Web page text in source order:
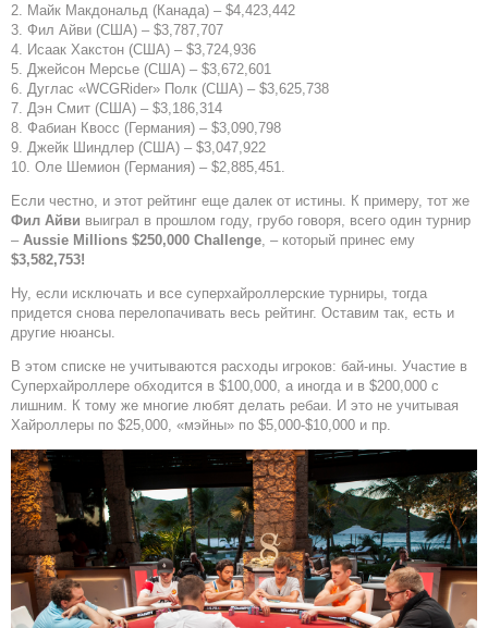
2. Майк Макдональд (Канада) – $4,423,442
3. Фил Айви (США) – $3,787,707
4. Исаак Хакстон (США) – $3,724,936
5. Джейсон Мерсье (США) – $3,672,601
6. Дуглас «WCGRider» Полк (США) – $3,625,738
7. Дэн Смит (США) – $3,186,314
8. Фабиан Квосс (Германия) – $3,090,798
9. Джейк Шиндлер (США) – $3,047,922
10. Оле Шемион (Германия) – $2,885,451.
Если честно, и этот рейтинг еще далек от истины. К примеру, тот же
Фил Айви выиграл в прошлом году, грубо говоря, всего один турнир
– Aussie Millions $250,000 Challenge , – который принес ему
$3,582,753!
Ну, если исключать и все суперхайроллерские турниры, тогда
придется снова перелопачивать весь рейтинг. Оставим так, есть и
другие нюансы.
В этом списке не учитываются расходы игроков: бай-ины. Участие в
Суперхайроллере обходится в $100,000, а иногда и в $200,000 с
лишним. К тому же многие любят делать ребаи. И это не учитывая
Хайроллеры по $25,000, «мэйны» по $5,000-$10,000 и пр.